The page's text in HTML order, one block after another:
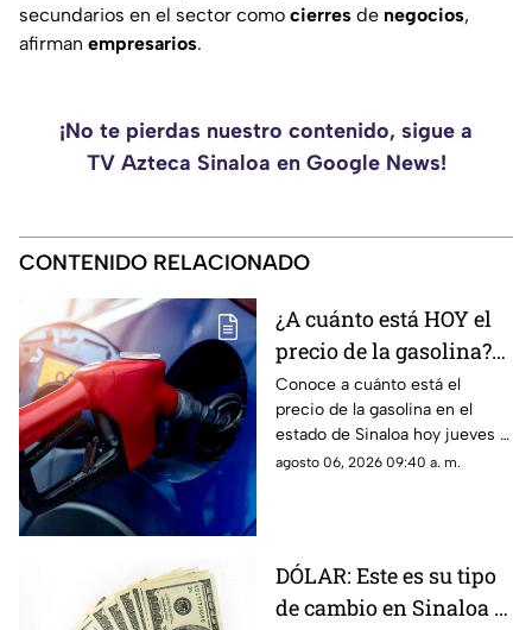
secundarios en el sector como cierres de negocios,
afirman empresarios.
¡No te pierdas nuestro contenido, sigue a
TV Azteca Sinaloa en Google News!
CONTENIDO RELACIONADO
¿A cuánto está HOY el
precio de la gasolina?
Aquí te decimos su
costo por litro en
Sinaloa
Conoce a cuánto está el
precio de la gasolina en el
estado de Sinaloa hoy jueves 6
de agosto de 2026
agosto 06, 2026 09:40 a. m.
DÓLAR: Este es su tipo
de cambio en Sinaloa y